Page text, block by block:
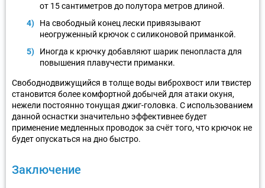
от 15 сантиметров до полутора метров длиной.
На свободный конец лески привязывают
неогруженный крючок с силиконовой приманкой.
Иногда к крючку добавляют шарик пенопласта для
повышения плавучести приманки.
Свободнодвижущийся в толще воды виброхвост или твистер
становится более комфортной добычей для атаки окуня,
нежели постоянно тонущая джиг-головка. С использованием
данной оснастки значительно эффективнее будет
применение медленных проводок за счёт того, что крючок не
будет опускаться на дно быстро.
Заключение